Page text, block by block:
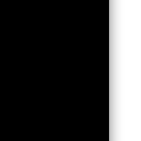
Полонном
Прилуках